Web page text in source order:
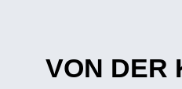
VON DER